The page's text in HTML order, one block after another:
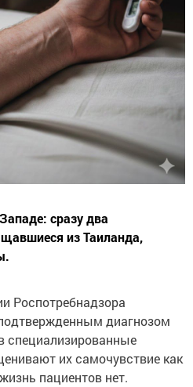
сразу два
из Таиланда,
Роспотребнадзора
диагнозом
специализированные
их самочувствие как
пациентов нет.